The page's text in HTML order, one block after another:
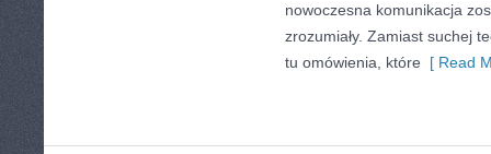
nowoczesna komunikacja
zrozumiały. Zamiast suchej
tu omówienia, które [ Read